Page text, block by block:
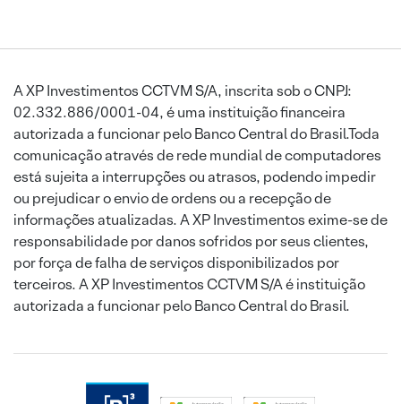
A XP Investimentos CCTVM S/A, inscrita sob o CNPJ:
02.332.886/0001-04, é uma instituição financeira
autorizada a funcionar pelo Banco Central do Brasil.Toda
comunicação através de rede mundial de computadores
está sujeita a interrupções ou atrasos, podendo impedir
ou prejudicar o envio de ordens ou a recepção de
informações atualizadas. A XP Investimentos exime-se de
responsabilidade por danos sofridos por seus clientes,
por força de falha de serviços disponibilizados por
terceiros. A XP Investimentos CCTVM S/A é instituição
autorizada a funcionar pelo Banco Central do Brasil.